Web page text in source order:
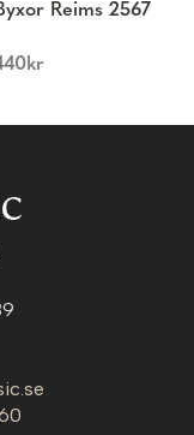
Reims 2567
kr